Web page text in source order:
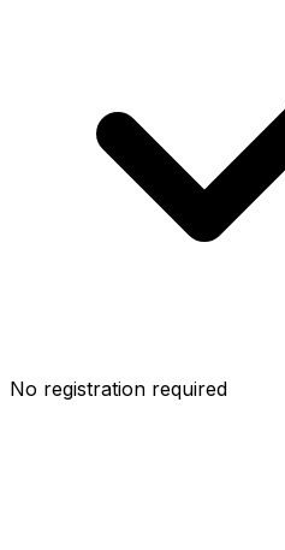
No registration required